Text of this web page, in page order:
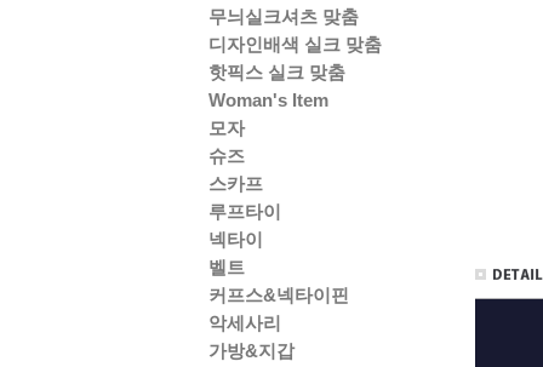
무늬실크셔츠 맞춤
디자인배색 실크 맞춤
핫픽스 실크 맞춤
Woman's Item
모자
슈즈
스카프
루프타이
넥타이
벨트
커프스&넥타이핀
악세사리
가방&지갑